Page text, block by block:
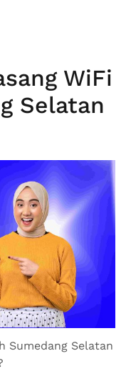
WiFi
Selatan
Sumedang Selatan